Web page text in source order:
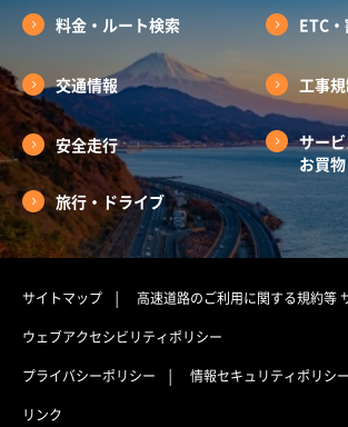
料金・ルート検索 ETC
交通情報 工事
安全走行
サー
お買物
旅行・ドライブ
サイトマップ 高速道路のご利用に関する規約等
ウェブアクセシビリティポリシー
プライバシーポリシー
情報セキュリティポリシー
リンク